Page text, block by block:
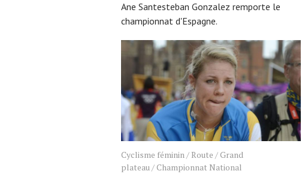
Ane Santesteban Gonzalez remporte le
championnat d'Espagne.
Cyclisme féminin/ Route / Grand
plateau/ Championnat National